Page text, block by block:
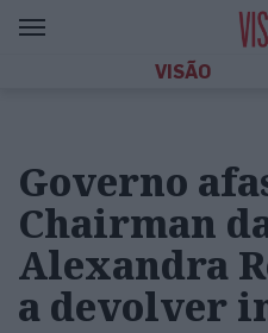
VISÃO
Governo
Chairman
Alexandra
a devolver